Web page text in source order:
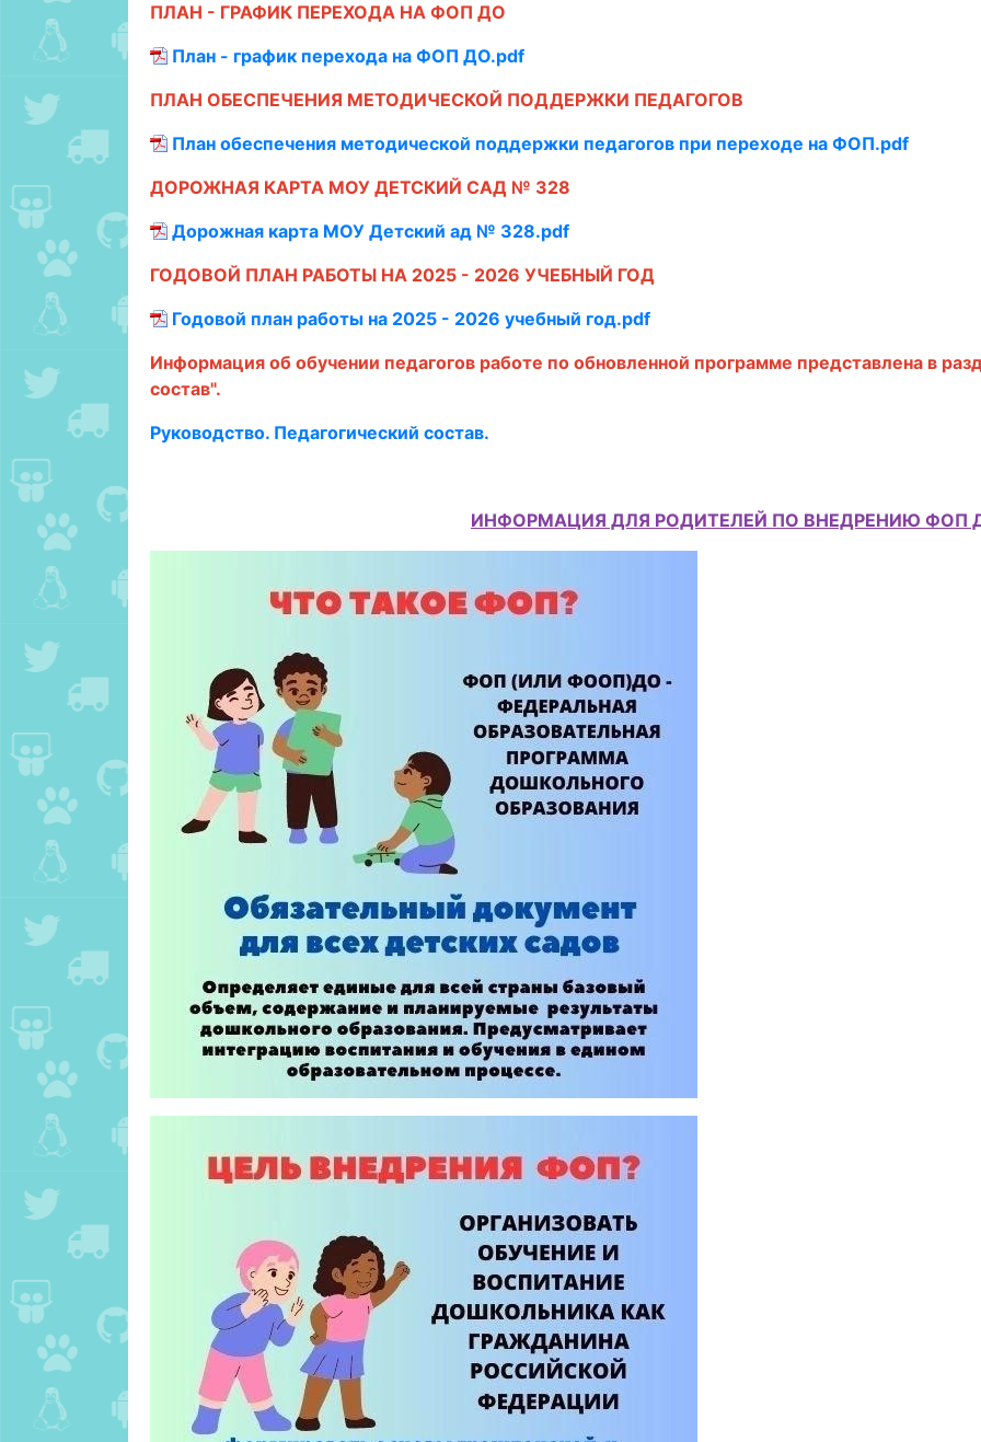
ПЛАН - ГРАФИК ПЕРЕХОДА НА ФОП ДО
План - график перехода на ФОП ДО.pdf
ПЛАН ОБЕСПЕЧЕНИЯ МЕТОДИЧЕСКОЙ ПОДДЕРЖКИ ПЕДАГОГОВ
План обеспечения методической поддержки педагогов при переходе на ФОП.pdf
ДОРОЖНАЯ КАРТА МОУ ДЕТСКИЙ САД № 328
Дорожная карта МОУ Детский ад № 328.pdf
ГОДОВОЙ ПЛАН РАБОТЫ НА 2025 - 2026 УЧЕБНЫЙ ГОД
Годовой план работы на 2025 - 2026 учебный год.pdf
Информация об обучении педагогов работе по обновленной программе представлена в
состав".
Руководство. Педагогический состав.
ИНФОРМАЦИЯ ДЛЯ РОДИТЕЛЕЙ ПО ВНЕДРЕНИЮ ФОП